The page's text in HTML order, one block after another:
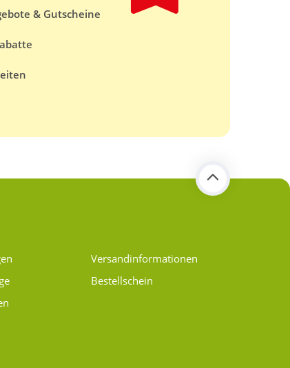
& Gutscheine
Versand­informationen
Bestellschein